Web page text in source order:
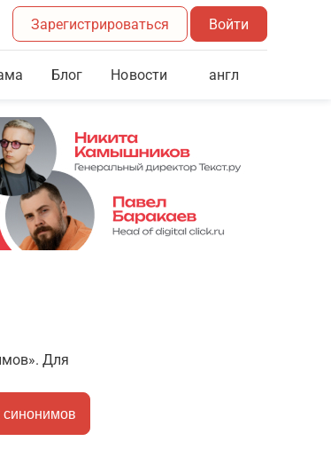
Зарегистрироваться Войти
Блог Новости англ
Для
синонимов